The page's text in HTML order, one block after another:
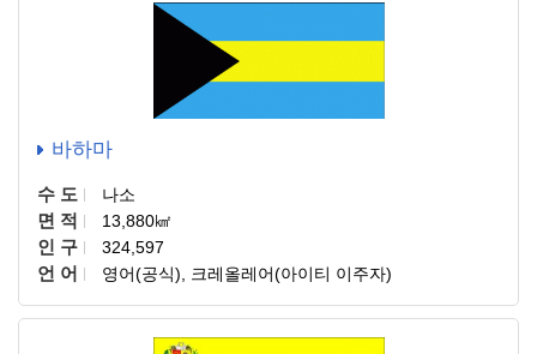
바하마
수 도 나소
면 적 13,880㎢
인 구 324,597
언 어 영어(공식), 크레올레어(아이티 이주자)